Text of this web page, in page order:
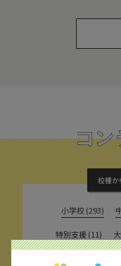
校種か
小学校 (293)
特別支援 (11)